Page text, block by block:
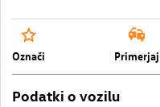
Označi Primerjaj
Podatki o vozilu